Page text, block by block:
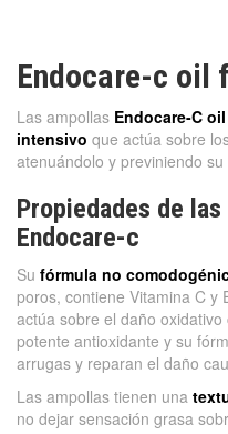
Endocare-c oil
Las ampollas Endocare-C
intensivo que actúa sobre
atenuándolo y previniendo su
Propiedades de
Endocare-c
Su fórmula no
poros, contiene Vitamina C y
actúa sobre el daño
potente antioxidante y su
arrugas y reparan el daño
Las ampollas tienen una
no dejar sensación grasa